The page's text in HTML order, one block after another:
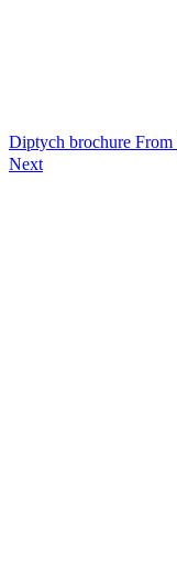
Diptych brochure From
Next